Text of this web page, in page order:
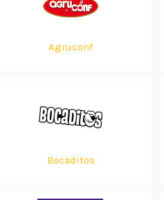
Agruconf
Bocaditos